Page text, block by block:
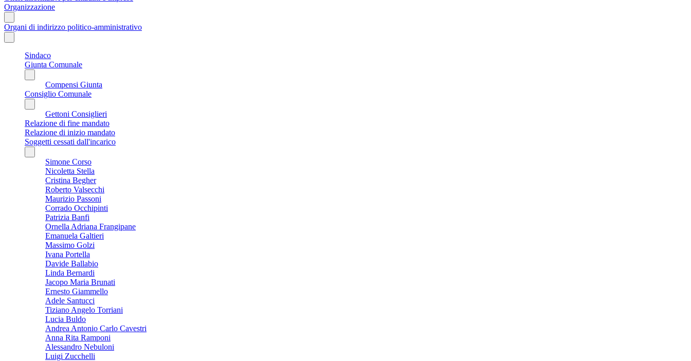
Organizzazione
Organi di indirizzo politico-amministrativo
Sindaco
Giunta Comunale
Compensi Giunta
Consiglio Comunale
Gettoni Consiglieri
Relazione di fine mandato
Relazione di inizio mandato
Soggetti cessati dall'incarico
Simone Corso
Nicoletta Stella
Cristina Begher
Roberto Valsecchi
Maurizio Passoni
Corrado Occhipinti
Patrizia Banfi
Ornella Adriana Frangipane
Emanuela Galtieri
Massimo Golzi
Ivana Portella
Davide Ballabio
Linda Bernardi
Jacopo Maria Brunati
Ernesto Giammello
Adele Santucci
Tiziano Angelo Torriani
Lucia Buldo
Andrea Antonio Carlo Cavestri
Anna Rita Ramponi
Alessandro Nebuloni
Luigi Zucchelli